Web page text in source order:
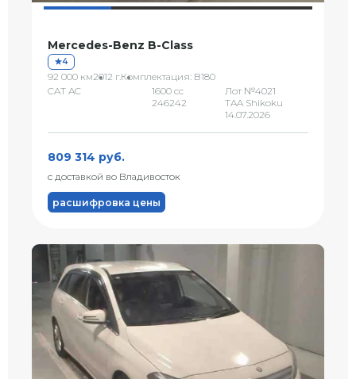
Mercedes-Benz B-Class
4
92 000 км2012 г.Комплектация: B180
CAT AC
1600 сс
246242
Лот №4021
TAA Shikoku
14.07.2026
809 314 руб.
с доставкой во Владивосток
расшифровка цены